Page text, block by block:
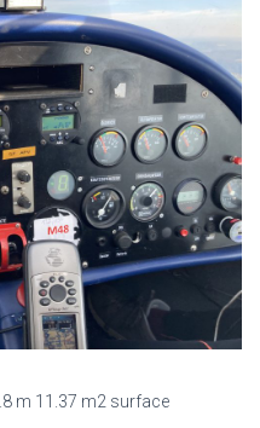
m 11.37 m2 surface